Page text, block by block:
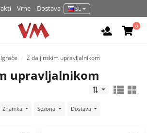
Vrne Dostava SL
Prijava /
0
Igrače Z daljinskim upravljalnikom
upravljalnikom
Znamka Sezona Dostava